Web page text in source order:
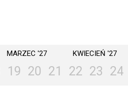
MARZEC '27 KWIECIEŃ '27
19 20 21 22 23 24